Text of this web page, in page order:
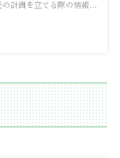
計画を立てる際の情報源